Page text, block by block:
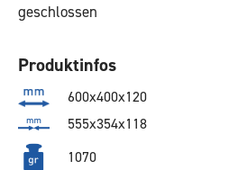
geschlossen
Produktinfos
600x400x120
555x354x118
1070